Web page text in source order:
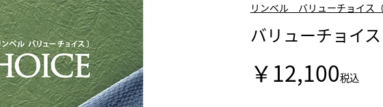
リンベル バリューチョイス（
バリューチョイ
￥12,100税込